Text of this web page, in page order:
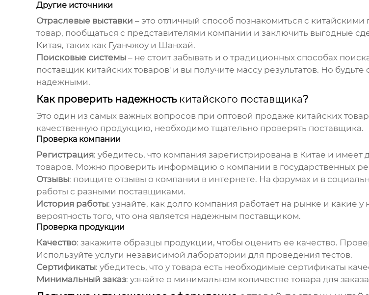
Другие источники
Отраслевые выставки – это отличный способ познакомиться с
товар, пообщаться с представителями компании и заключить выгодные
Китая, таких как Гуанчжоу и Шанхай.
Поисковые системы– не стоит забывать и о традиционных способах
поставщик китайских товаров' и вы получите массу результатов. Но
надежными.
Как проверить надежность китайского поставщика?
Это один из самых важных вопросов при оптовой продаже китайских
качественную продукцию, необходимо тщательно проверять поставщика.
Проверка компании
Регистрация: убедитесь, что компания зарегистрирована в Китае и
товаров. Можно проверить информацию о компании в государственных
Отзывы: поищите отзывы о компании в интернете. На форумах и в
работы с разными поставщиками.
История работы: узнайте, как долго компания работает на рынке и
вероятность того, что она является надежным поставщиком.
Проверка продукции
Качество: закажите образцы продукции, чтобы оценить ее качество.
Используйте услуги независимой лаборатории для проведения тестов.
Сертификаты: убедитесь, что у товара есть необходимые сертификаты
Минимальный заказ: узнайте о минимальном количестве товара для